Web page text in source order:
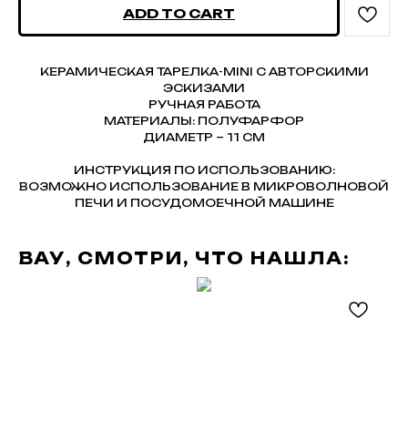
ADD TO CART
КЕРАМИЧЕСКАЯ ТАРЕЛКА-MINI С АВТОРСКИМИ
ЭСКИЗАМИ
РУЧНАЯ РАБОТА
МАТЕРИАЛЫ: ПОЛУФАРФОР
ДИАМЕТР ~ 11 СМ
ИНСТРУКЦИЯ ПО ИСПОЛЬЗОВАНИЮ:
ВОЗМОЖНО ИСПОЛЬЗОВАНИЕ В МИКРОВОЛНОВОЙ
ПЕЧИ И ПОСУДОМОЕЧНОЙ МАШИНЕ
ВАУ, СМОТРИ, ЧТО НАШЛА: